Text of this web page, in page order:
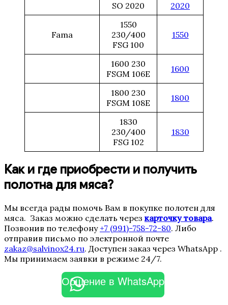
SO 2020
2020
Fama
1550
230/400
FSG 100
1550
1600 230
FSGM 106E
1600
1800 230
FSGM 108E
1800
1830
230/400
FSG 102
1830
Как и где приобрести и получить
полотна для мяса?
Мы всегда рады помочь Вам в покупке полотен для
мяса. Заказ можно сделать через карточку товара.
Позвонив по телефону +7 (991)-758-72-80. Либо
отправив письмо по электронной почте
zakaz@salvinox24.ru. Доступен заказ через WhatsApp .
Мы принимаем заявки в режиме 24/7.
Общение в WhatsApp